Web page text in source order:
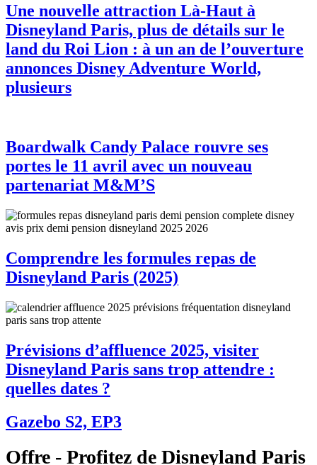
Une nouvelle attraction Là-Haut à
Disneyland Paris, plus de détails sur le
land du Roi Lion : à un an de l’ouverture
annonces Disney Adventure World,
plusieurs
Boardwalk Candy Palace rouvre ses
portes le 11 avril avec un nouveau
partenariat M&M’S
Comprendre les formules repas de
Disneyland Paris (2025)
Prévisions d’affluence 2025, visiter
Disneyland Paris sans trop attendre :
quelles dates ?
Gazebo S2, EP3
Offre - Profitez de Disneyland Paris